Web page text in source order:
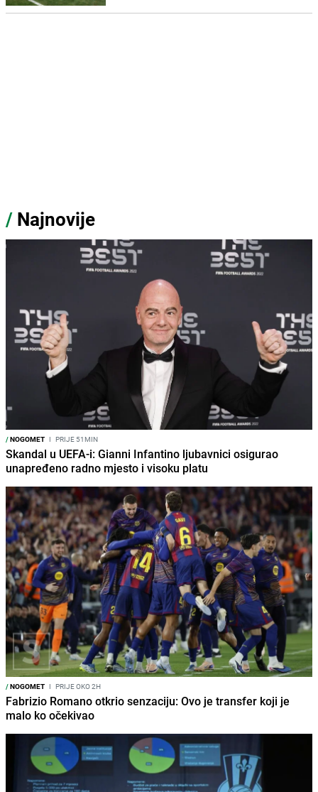
/ Najnovije
/NOGOMET I PRIJE 51MIN
Skandal u UEFA-i: Gianni Infantino ljubavnici osigurao
unapređeno radno mjesto i visoku platu
/NOGOMET I PRIJE OKO 2H
Fabrizio Romano otkrio senzaciju: Ovo je transfer koji je
malo ko očekivao